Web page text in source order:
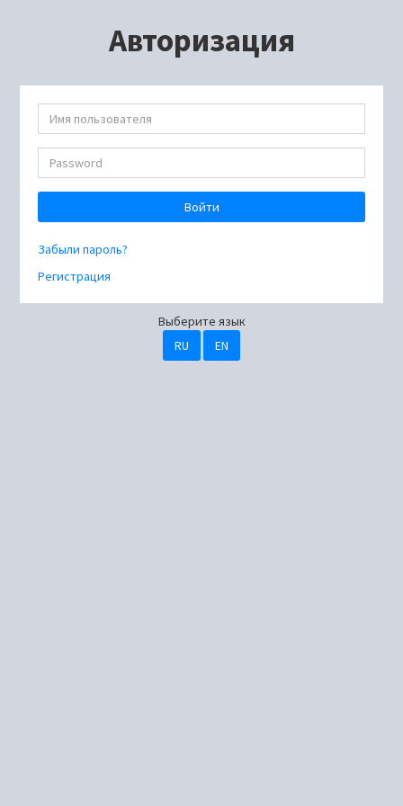
Авторизация
Войти
Забыли пароль?
Регистрация
Выберите язык